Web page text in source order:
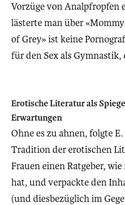
Vorzüge von Analpfropfen
lästerte man über
of Grey» ist keine
für den Sex als
Erotische Literatur als
Erwartungen
Ohne es zu ahnen, folgte
Tradition der erotischen
Frauen einen Ratgeber,
hat, und verpackte den
(und diesbezüglich im